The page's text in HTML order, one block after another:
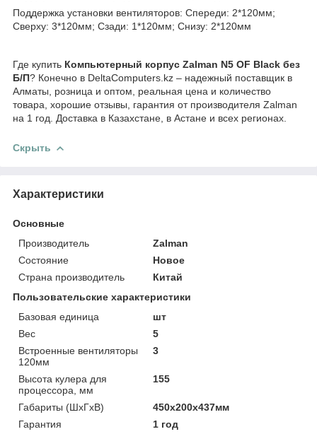
Поддержка установки вентиляторов: Спереди: 2*120мм;
Сверху: 3*120мм; Сзади: 1*120мм; Снизу: 2*120мм
Где купить Компьютерный корпус Zalman N5 OF Black без
Б/П? Конечно в DeltaComputers.kz – надежный поставщик в
Алматы, розница и оптом, реальная цена и количество
товара, хорошие отзывы, гарантия от производителя Zalman
на 1 год. Доставка в Казахстане, в Астане и всех регионах.
Скрыть
Характеристики
Основные
Производитель
Zalman
Состояние
Новое
Страна производитель
Китай
Пользовательские характеристики
Базовая единица
шт
Вес
5
Встроенные вентиляторы
120мм
3
Высота кулера для
процессора, мм
155
Габариты (ШхГхВ)
450х200х437мм
Гарантия
1 год